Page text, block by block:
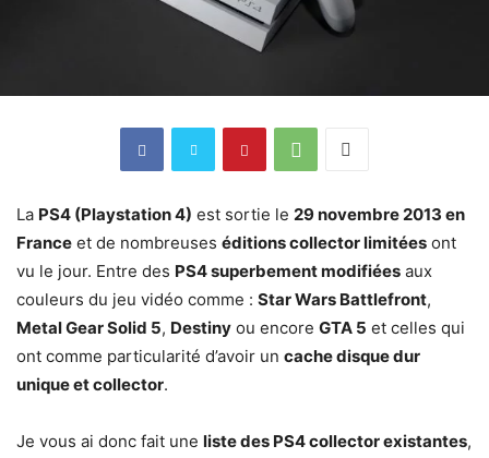
La PS4 (Playstation 4) est sortie le 29 novembre 2013 en
France et de nombreuses éditions collector limitées ont
vu le jour. Entre des PS4 superbement modifiées aux
couleurs du jeu vidéo comme : Star Wars Battlefront,
Metal Gear Solid 5, Destiny ou encore GTA 5 et celles qui
ont comme particularité d’avoir un cache disque dur
unique et collector.
Je vous ai donc fait une liste des PS4 collector existantes,